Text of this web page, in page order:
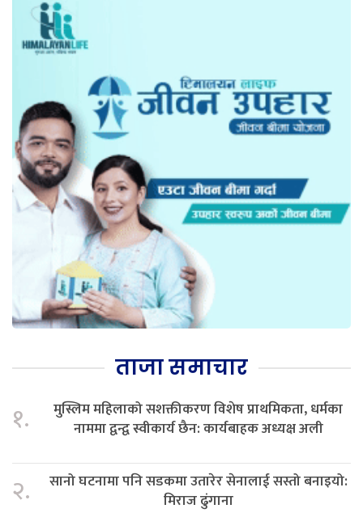
ताजा समाचार
१.
मुस्लिम महिलाको सशक्तीकरण विशेष प्राथमिकता, धर्मका
नाममा द्वन्द्व स्वीकार्य छैन: कार्यबाहक अध्यक्ष अली
२.
सानो घटनामा पनि सडकमा उतारेर सेनालाई सस्तो बनाइयो:
मिराज ढुंगाना